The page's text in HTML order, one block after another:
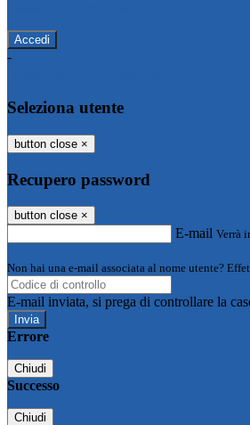
-
Seleziona utente
button close ×
Recupero password
button close ×
E-mail Verrà
Non hai una e-mail associata al nome utente?
E-mail inviata, si prega di controllare la
Errore
Chiudi
Successo
Chiudi